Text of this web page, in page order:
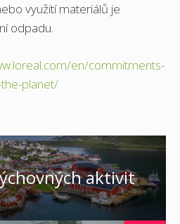
využití materiálů je
odpadu.
en/commitments-
planet/
aktivit